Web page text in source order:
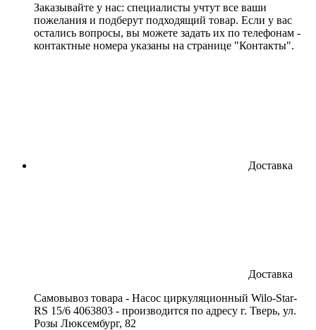
Заказывайте у нас: специалисты учтут все ваши
пожелания и подберут подходящий товар. Если у вас
остались вопросы, вы можете задать их по телефонам -
контактные номера указаны на странице "Контакты".
Доставка
Доставка
Cамовывоз товара - Насос циркуляционный Wilo-Star-
RS 15/6 4063803 - производится по адресу г. Тверь, ул.
Розы Люксембург, 82